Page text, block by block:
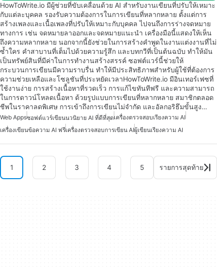
HowToWrite.io มีผู้ช่วยที่ขับเคลื่อนด้วย AI สำหรับงานเขียนที่ปรับให้เหมาะ
กับแต่ละบุคคล รองรับความต้องการในการเขียนที่หลากหลาย ตั้งแต่การ
สร้างเพลงและเนื้อเพลงที่ปรับให้เหมาะกับบุคคล ไปจนถึงการร่างจดหมาย
ทางการ เช่น จดหมายลาออกและจดหมายแนะนำ เครื่องมือนี้แสดงให้เห็น
ถึงความหลากหลาย นอกจากนี้ยังช่วยในการสร้างคำพูดในงานแต่งงานที่ไม่
ซ้ำใคร คำสาบานที่เต็มไปด้วยความรู้สึก และบทกวีที่เป็นต้นฉบับ ทำให้มัน
เป็นทรัพย์สินที่มีค่าในการทำงานสร้างสรรค์ ซอฟต์แวร์นี้ช่วยให้
กระบวนการเขียนมีความราบรื่น ทำให้มีประสิทธิภาพสำหรับผู้ใช้ที่ต้องการ
ความช่วยเหลือและโซลูชันที่ประหยัดเวลาHowToWrite.io มีอินเทอร์เฟซที่
ใช้งานง่าย การสร้างเนื้อหาที่รวดเร็ว การแก้ไขทันทีฟรี และความสามารถ
ในการดาวน์โหลดเนื้อหา ด้วยรูปแบบการเขียนที่หลากหลาย สมาชิกตลอด
ชีพในราคาลดพิเศษ การเข้าถึงการเขียนไม่จำกัด และอัลกอริธึมขั้นสูง…
Web Appsซอฟต์แวร์เขียนนวนิยาย AI ที่ดีที่สุดเครื่องตรวจสอบเรียงความ AI
เครื่องเขียนข้อความ AI ฟรีเครื่องตรวจสอบการเขียน AIผู้เขียนเรียงความ AI
1 2 3 4 5 รายการสุดท้าย